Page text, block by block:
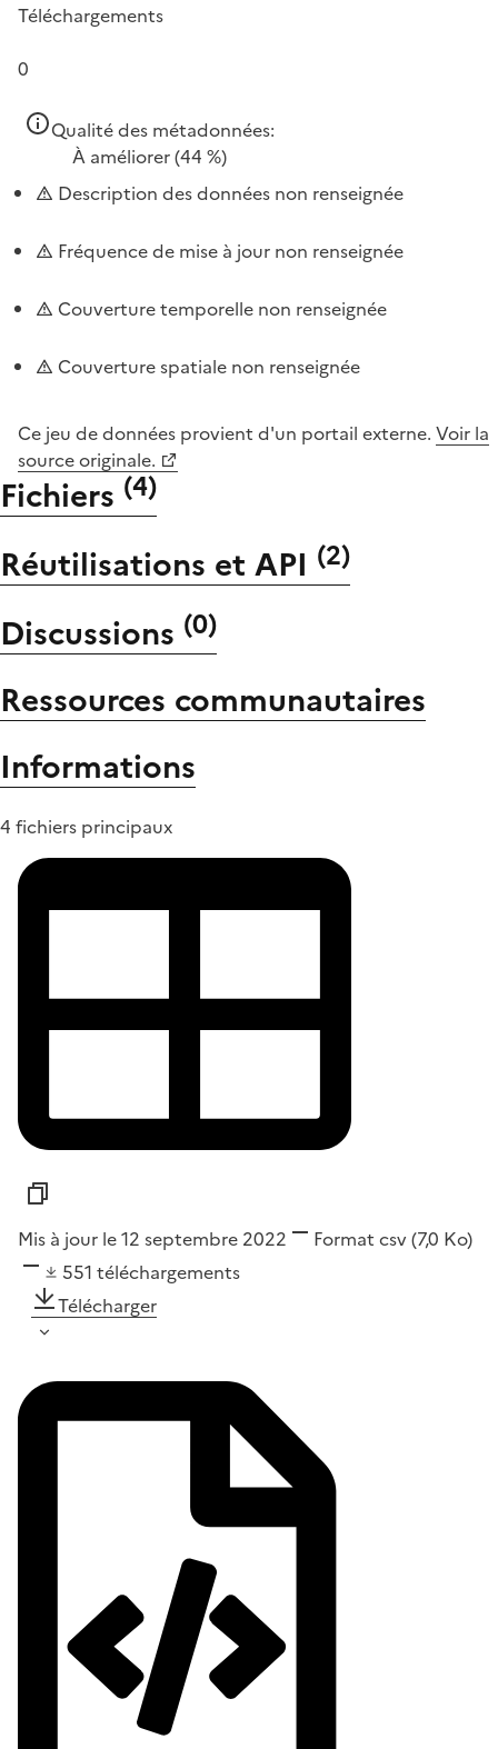
Téléchargements
0
Qualité des métadonnées:
À améliorer(44 %)
Description des données non renseignée
Fréquence de mise à jour non renseignée
Couverture temporelle non renseignée
Couverture spatiale non renseignée
Ce jeu de données provient d'un portail externe. Voir la
source originale.
Fichiers (4)
Réutilisations et API (2)
Discussions (0)
Ressources communautaires
Informations
4 fichiers principaux
Mis à jour le 12 septembre 2022 Format csv(7,0 Ko)
551 téléchargements
Télécharger